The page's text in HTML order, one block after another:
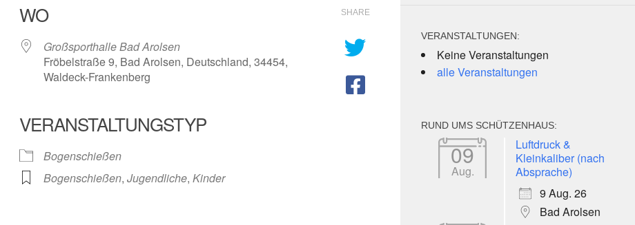
iCalendar Outlook Live
WO
Großsporthalle Bad Arolsen
Fröbelstraße 9, Bad Arolsen, Deutschland, 34454,
Waldeck-Frankenberg
VERANSTALTUNGSTYP
Bogenschießen
Bogenschießen, Jugendliche, Kinder
SHARE
VERANSTALTUNGEN:
Keine Veranstaltungen
alle Veranstaltungen
RUND UMS SCHÜTZENHAUS:
09
Aug.
Luftdruck &
Kleinkaliber (nach
Absprache)
9 Aug. 26
Bad Arolsen